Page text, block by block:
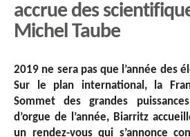
accrue des
Michel Taube
2019 ne sera pas que l’année des
Sur le plan international, la
Sommet des grandes
d’orgue de l’année, Biarritz
un rendez-vous qui s’annonce